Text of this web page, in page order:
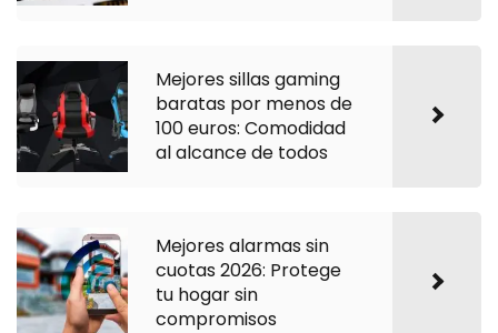
Mejores sillas gaming
baratas por menos de
100 euros: Comodidad
al alcance de todos
Mejores alarmas sin
cuotas 2026: Protege
tu hogar sin
compromisos